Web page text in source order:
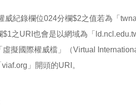
威紀錄欄位024分欄$2之值若為「
$1之URI也會是以網域為「
虛擬國際權威檔」（Virtual
」開頭的URI。